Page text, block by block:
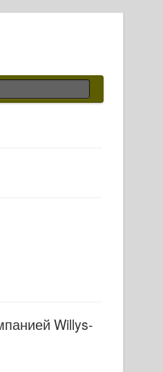
Willys-